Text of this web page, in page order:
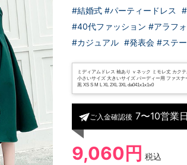
#結婚式 #パーティードレス
#40代ファッション #アラフ
#カジュアル #発表会 #ステ
ミディアムドレス 袖あり ｖネック ミモレ丈 カク
小さいサイズ 大きいサイズ パーディー用 ファス
黒 XS S M L XL 2XL 3XL da041x1x1x0
ご入金確認後 7〜10営業日
9,060円 税込